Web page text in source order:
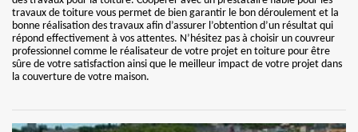
travaux de toiture vous permet de bien garantir le bon déroulement et la
bonne réalisation des travaux afin d’assurer l’obtention d’un résultat qui
répond effectivement à vos attentes. N’hésitez pas à choisir un couvreur
professionnel comme le réalisateur de votre projet en toiture pour être
sûre de votre satisfaction ainsi que le meilleur impact de votre projet dans
la couverture de votre maison.